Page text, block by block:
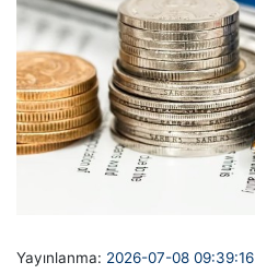
Yayınlanma: 2026-07-08 09:39:16